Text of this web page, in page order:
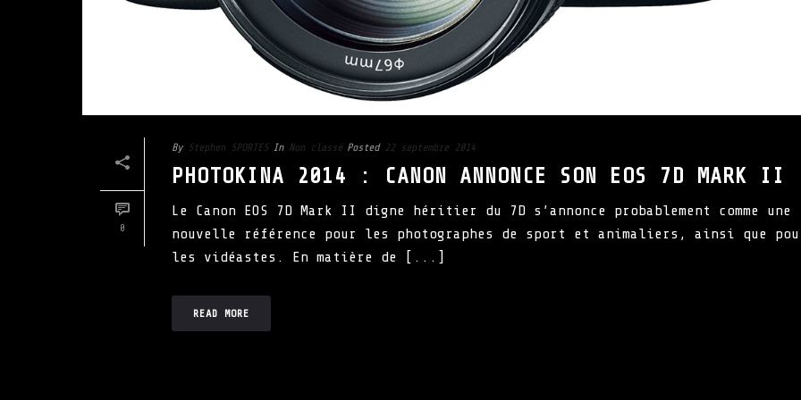
0
By Stephen SPORTES In Non classé Posted 22 septembre 2014
PHOTOKINA 2014 : CANON ANNONCE SON EOS 7D MARK II
Le Canon EOS 7D Mark II digne héritier du 7D s’annonce probablement comme une
nouvelle référence pour les photographes de sport et animaliers, ainsi que
les vidéastes. En matière de [...]
READ MORE